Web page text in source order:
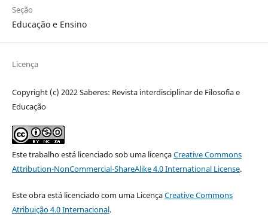
Seção
Educação e Ensino
Licença
Copyright (c) 2022 Saberes: Revista interdisciplinar de Filosofia e
Educação
Este trabalho está licenciado sob uma licençaCreative Commons
Attribution-NonCommercial-ShareAlike 4.0 International License.
Este obra está licenciado com uma LicençaCreative Commons
Atribuição 4.0 Internacional.